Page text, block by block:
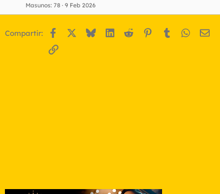
Masunos 78 9 Feb 2026
Compartir: Facebook BlueskyLinkedIn
Reddit Pinterest
Tumblr
Enlace